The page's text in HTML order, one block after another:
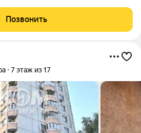
3-комнатная квартира площадью
Позвонить
7 этаж из 17